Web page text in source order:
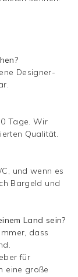
Designer-
Tage. Wir
Qualität.
und wenn es
Bargeld und
Land sein?
dass
für
eine große